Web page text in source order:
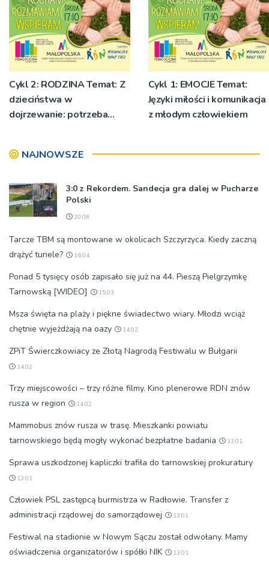
Cykl 2: RODZINA Temat: Z
dzieciństwa w
dojrzewanie: potrzeba
płciowej
Cykl 1: EMOCJE Temat:
Języki miłości i komunikacja
z młodym człowiekiem
NAJNOWSZE
3:0 z Rekordem. Sandecja gra dalej w Pucharze
Polski
20:08
Tarcze TBM są montowane w okolicach Szczyrzyca. Kiedy zaczną
drążyć tunele?
16:04
Ponad 5 tysięcy osób zapisało się już na 44. Pieszą Pielgrzymkę
Tarnowską [WIDEO]
15:03
Msza święta na plaży i piękne świadectwo wiary. Młodzi wciąż
chętnie wyjeżdżają na oazy
14:02
ZPiT Świerczkowiacy ze Złotą Nagrodą Festiwalu w Bułgarii
14:02
Trzy miejscowości – trzy różne filmy. Kino plenerowe RDN znów
rusza w region
14:02
Mammobus znów rusza w trasę. Mieszkanki powiatu
tarnowskiego będą mogły wykonać bezpłatne badania
13:01
Sprawa uszkodzonej kapliczki trafiła do tarnowskiej prokuratury
13:01
Człowiek PSL zastępcą burmistrza w Radłowie. Transfer z
administracji rządowej do samorządowej
13:01
Festiwal na stadionie w Nowym Sączu został odwołany. Mamy
oświadczenia organizatorów i spółki NIK
13:01